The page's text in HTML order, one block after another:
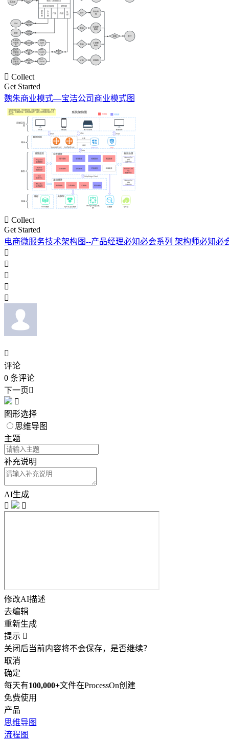
 Collect
Get Started
魏朱商业模式—宝洁公司商业模式图
 Collect
Get Started
电商微服务技术架构图--产品经理必知必会系列 架构师必知必






评论
0 条评论
下一页

图形选择
思维导图
主题
补充说明
AI生成


修改AI描述
去编辑
重新生成
提示 
关闭后当前内容将不会保存，是否继续？
取消
确定
每天有100,000+文件在ProcessOn创建
免费使用
产品
思维导图
流程图